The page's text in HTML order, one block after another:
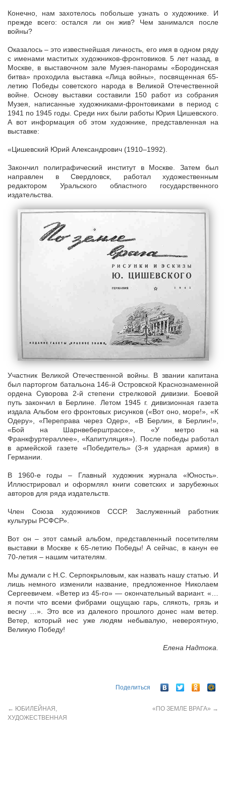
Конечно, нам захотелось побольше узнать о художнике. И
прежде всего: остался ли он жив? Чем занимался после
войны?
Оказалось – это известнейшая личность, его имя в одном ряду
с именами маститых художников-фронтовиков. 5 лет назад, в
Москве, в выставочном зале Музея-панорамы «Бородинская
битва» проходила выставка «Лица войны», посвященная 65-
летию Победы советского народа в Великой Отечественной
войне. Основу выставки составили 150 работ из собрания
Музея, написанные художниками-фронтовиками в период с
1941 по 1945 годы. Среди них были работы Юрия Цишевского.
А вот информация об этом художнике, представленная на
выставке:
«Цишевский Юрий Александрович (1910–1992).
Закончил полиграфический институт в Москве. Затем был
направлен в Свердловск, работал художественным
редактором Уральского областного государственного
издательства.
Участник Великой Отечественной войны. В звании капитана
был парторгом батальона 146-й Островской Краснознаменной
ордена Суворова 2-й степени стрелковой дивизии. Боевой
путь закончил в Берлине. Летом 1945 г. дивизионная газета
издала Альбом его фронтовых рисунков («Вот оно, море!», «К
Одеру», «Переправа через Одер», «В Берлин, в Берлин!»,
«Бой на Шарнвеберштрассе», «У метро на
Франкфуртераллее», «Капитуляция»). После победы работал
в армейской газете «Победитель» (3-я ударная армия) в
Германии.
В 1960-е годы – Главный художник журнала «Юность».
Иллюстрировал и оформлял книги советских и зарубежных
авторов для ряда издательств.
Член Союза художников СССР. Заслуженный работник
культуры РСФСР».
Вот он – этот самый альбом, представленный посетителям
выставки в Москве к 65-летию Победы! А сейчас, в канун ее
70-летия – нашим читателям.
Мы думали с Н.С. Серпокрыловым, как назвать нашу статью. И
лишь немного изменили название, предложенное Николаем
Сергеевичем. «Ветер из 45-го» — окончательный вариант. «…
я почти что всеми фибрами ощущаю гарь, слякоть, грязь и
весну …». Это все из далекого прошлого донес нам ветер.
Ветер, который нес уже людям небывалую, невероятную,
Великую Победу!
Елена Надтока.
Поделиться
← ЮБИЛЕЙНАЯ,
ХУДОЖЕСТВЕННАЯ
«ПО ЗЕМЛЕ ВРАГА» →